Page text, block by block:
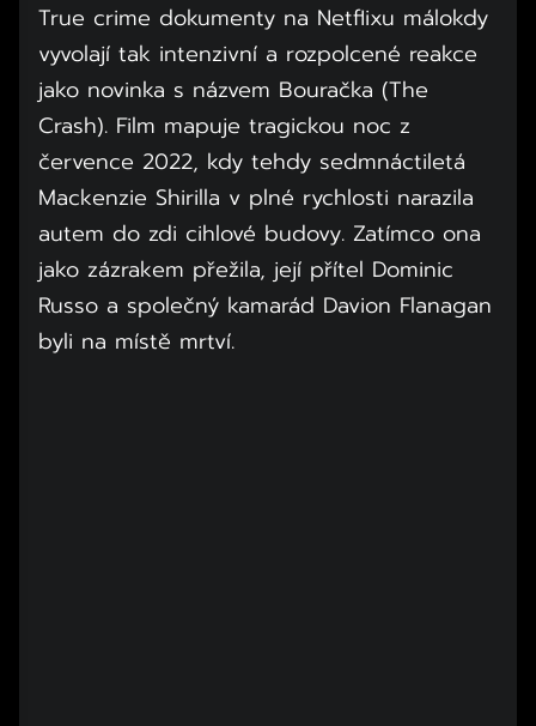
True crime dokumenty na Netflixu málokdy
vyvolají tak intenzivní a rozpolcené reakce
jako novinka s názvem Bouračka (The
Crash). Film mapuje tragickou noc z
července 2022, kdy tehdy sedmnáctiletá
Mackenzie Shirilla v plné rychlosti narazila
autem do zdi cihlové budovy. Zatímco ona
jako zázrakem přežila, její přítel Dominic
Russo a společný kamarád Davion Flanagan
byli na místě mrtví.